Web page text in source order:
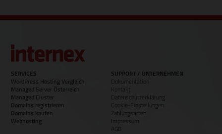
SERVICES
WordPress Hosting Vergleich
Managed Server Österreich
Managed Cluster
Domains registrieren
Domains kaufen
Webhosting
SUPPORT / UNTERNEHMEN
Dokumentation
Kontakt
Datenschutzerklärung
Cookie-Einstellungen
Zahlungsarten
Impressum
AGB